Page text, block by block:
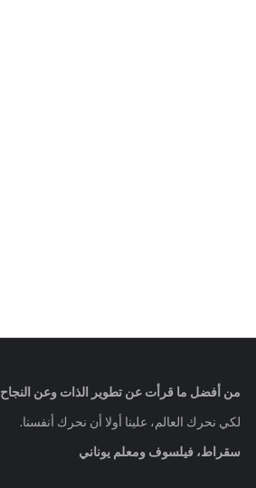
من أفضل ما قرأت عن تطوير الذات وعن النجاح
لكي نحرك العالم، علينا أولا أن نحرك أنفسنا.
سقراط، فيلسوف ومعلم يوناني